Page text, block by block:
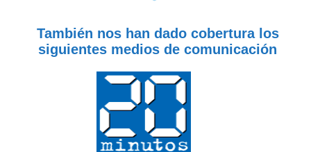
También nos han dado cobertura los
siguientes medios de comunicación